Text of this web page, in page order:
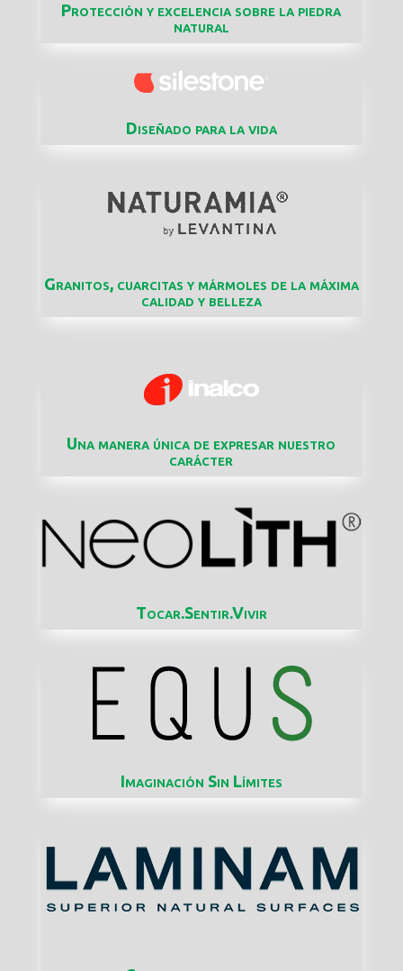
Protección y excelencia sobre la piedra
natural
Diseñado para la vida
Granitos, cuarcitas y mármoles de la máxima
calidad y belleza
Una manera única de expresar nuestro
carácter
Tocar.Sentir.Vivir
Imaginación Sin Límites